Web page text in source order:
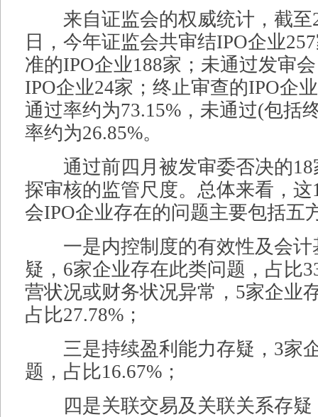
来自证监会的权威统计，截至
日，今年证监会共审结IPO企业
准的IPO企业188家；未通过发审
IPO企业24家；终止审查的IPO企
通过率约为73.15%，未通过(包括
率约为26.85%。
通过前四月被发审委否决的18
探审核的监管尺度。总体来看，
会IPO企业存在的问题主要包括五
一是内控制度的有效性及会计
疑，6家企业存在此类问题，占比
营状况或财务状况异常，5家企业
占比27.78%；
三是持续盈利能力存疑，3家
题，占比16.67%；
四是关联交易及关联关系存疑